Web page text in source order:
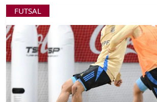
FUTSAL